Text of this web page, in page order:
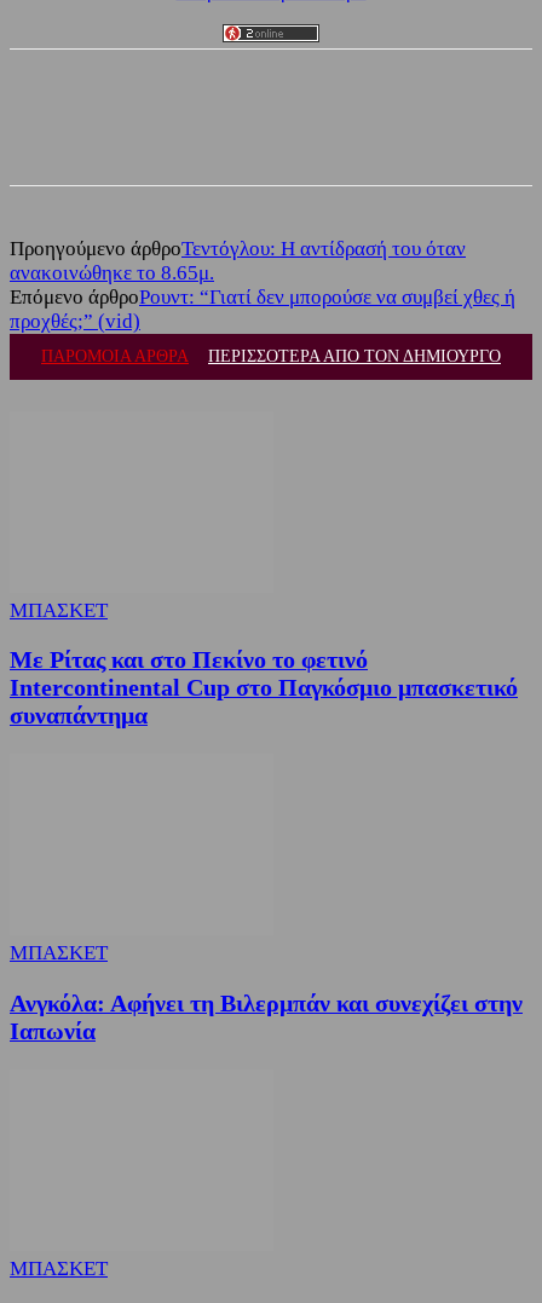
Προηγούμενο άρθροΤεντόγλου: Η αντίδρασή του όταν
ανακοινώθηκε το 8.65μ.
Επόμενο άρθροΡουντ: “Γιατί δεν μπορούσε να συμβεί χθες ή
προχθές;” (vid)
ΠΑΡΟΜΟΙΑ ΑΡΘΡΑ ΠΕΡΙΣΣΟΤΕΡΑ ΑΠΟ ΤΟΝ ΔΗΜΙΟΥΡΓΟ
ΜΠΑΣΚΕΤ
Με Ρίτας και στο Πεκίνο το φετινό
Intercontinental Cup στο Παγκόσμιο μπασκετικό
συναπάντημα
ΜΠΑΣΚΕΤ
Ανγκόλα: Αφήνει τη Βιλερμπάν και συνεχίζει στην
Ιαπωνία
ΜΠΑΣΚΕΤ